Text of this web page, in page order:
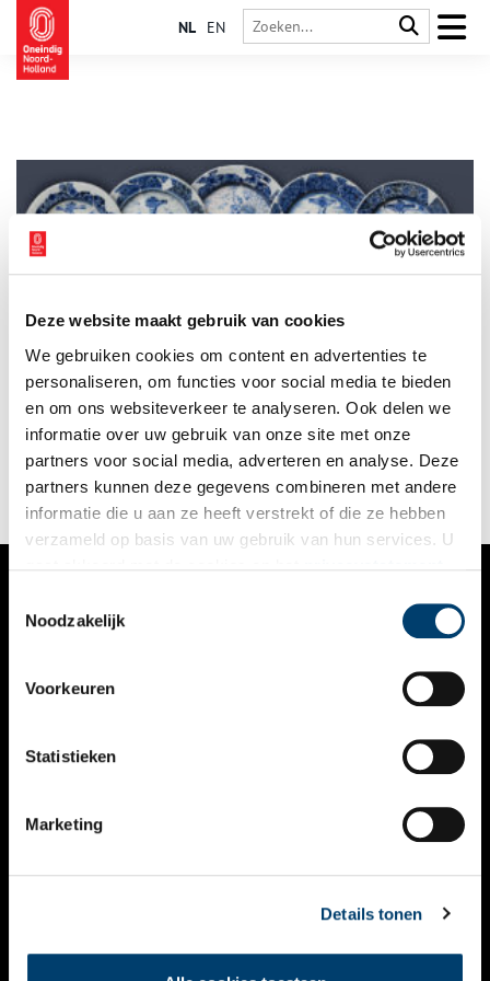
Deze website maakt gebruik van cookies
We gebruiken cookies om content en advertenties te
personaliseren, om functies voor social media te bieden
en om ons websiteverkeer te analyseren. Ook delen we
informatie over uw gebruik van onze site met onze
partners voor social media, adverteren en analyse. Deze
partners kunnen deze gegevens combineren met andere
informatie die u aan ze heeft verstrekt of die ze hebben
verzameld op basis van uw gebruik van hun services. U
Noodzakelijk
Voorkeuren
Statistieken
Marketing
Details tonen
NL EN
Op Witte Donderdag presenteert Archeologie West-Friesland
een bijzondere vondst. In een waterput achter een oude stolp
werden in 2018 vijf bijzondere Bijbelse borden gevonden. De
borden geven de identiteit van de bewoners prijs, een
identiteit die in het 17e-eeuwse Enkhuizen beter
binnenskamers kon blijven.
VERHALEN
KALENDER
THEMA’S
VIDEO’S
CONTACT